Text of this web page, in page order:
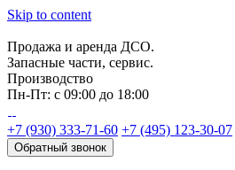
Skip to content
Продажа и аренда ДСО.
Запасные части, сервис.
Производство
Пн-Пт: с 09:00 до 18:00
+7 (930) 333-71-60 +7 (495) 123-30-07
Обратный звонок